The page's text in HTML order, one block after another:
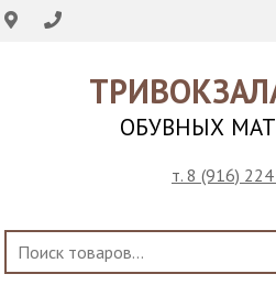
ОБУВНЫХ
т. 8 (916)